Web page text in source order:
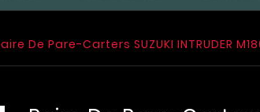
De Pare-Carters SUZUKI INTRUDER